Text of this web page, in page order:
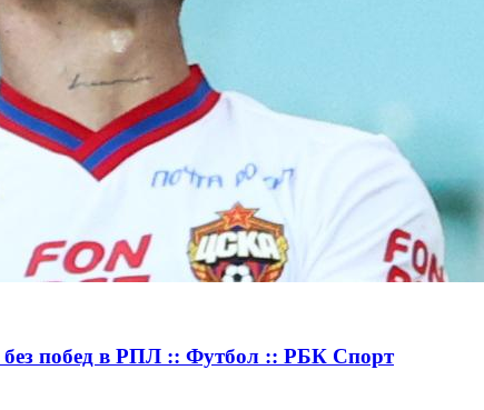
побед в РПЛ :: Футбол :: РБК Спорт